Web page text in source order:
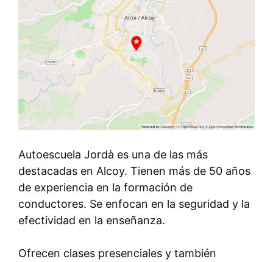
Autoescuela Jordà es una de las más
destacadas en Alcoy. Tienen más de 50 años
de experiencia en la formación de
conductores. Se enfocan en la seguridad y la
efectividad en la enseñanza.
Ofrecen clases presenciales y también